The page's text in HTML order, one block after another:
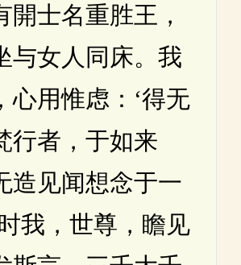
開士名重胜王，
与女人同床。我
心用惟虑：‘得无
行者，于如来
造见闻想念于一
我，世尊，瞻见